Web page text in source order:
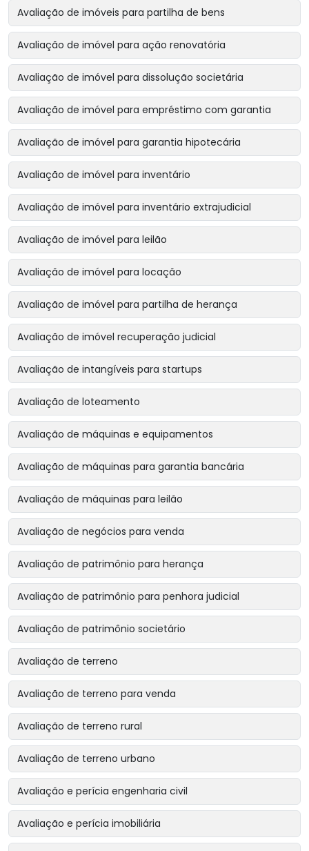
Avaliação de imóveis para partilha de bens
Avaliação de imóvel para ação renovatória
Avaliação de imóvel para dissolução societária
Avaliação de imóvel para empréstimo com garantia
Avaliação de imóvel para garantia hipotecária
Avaliação de imóvel para inventário
Avaliação de imóvel para inventário extrajudicial
Avaliação de imóvel para leilão
Avaliação de imóvel para locação
Avaliação de imóvel para partilha de herança
Avaliação de imóvel recuperação judicial
Avaliação de intangíveis para startups
Avaliação de loteamento
Avaliação de máquinas e equipamentos
Avaliação de máquinas para garantia bancária
Avaliação de máquinas para leilão
Avaliação de negócios para venda
Avaliação de patrimônio para herança
Avaliação de patrimônio para penhora judicial
Avaliação de patrimônio societário
Avaliação de terreno
Avaliação de terreno para venda
Avaliação de terreno rural
Avaliação de terreno urbano
Avaliação e perícia engenharia civil
Avaliação e perícia imobiliária